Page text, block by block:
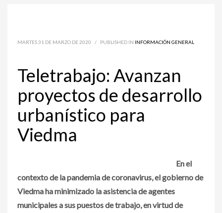
MARTES 31 DE MARZO DE 2020 / PUBLISHED IN INFORMACIÓN GENERAL
Teletrabajo: Avanzan
proyectos de desarrollo
urbanístico para
Viedma
En el
contexto de la pandemia de coronavirus, el gobierno de
Viedma ha minimizado la asistencia de agentes
municipales a sus puestos de trabajo, en virtud de